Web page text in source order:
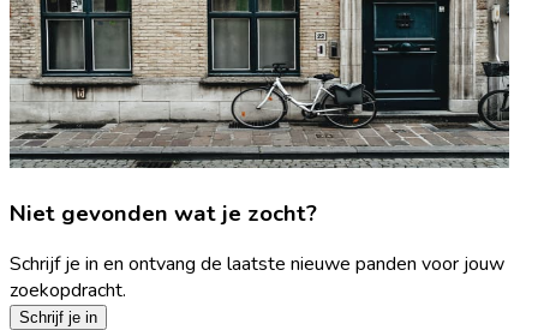
Niet gevonden wat je zocht?
Schrijf je in en ontvang de laatste nieuwe panden voor jouw
zoekopdracht.
Schrijf je in